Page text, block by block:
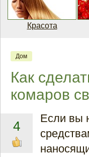
Красота
Дом
Как
комаров
4
Если вы